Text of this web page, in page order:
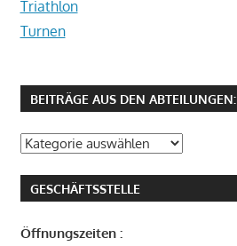
Triathlon
Turnen
BEITRÄGE AUS DEN ABTEILUNGEN:
Beiträge
den
GESCHÄFTSSTELLE
Öffnungszeiten :